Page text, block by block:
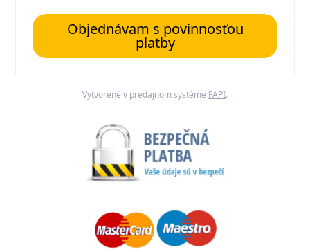
Objednávam s povinnosťou
platby
Vytvorené v predajnom systéme FAPI.